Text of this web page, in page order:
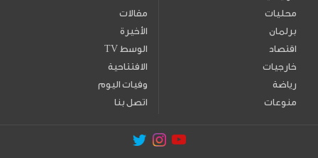
محليات
برلمان
اقتصاد
خارجيات
رياضة
منوعات
مقالات
الأخيرة
TV الوسط
الافتتاحية
وفيات اليوم
اتصل بنا